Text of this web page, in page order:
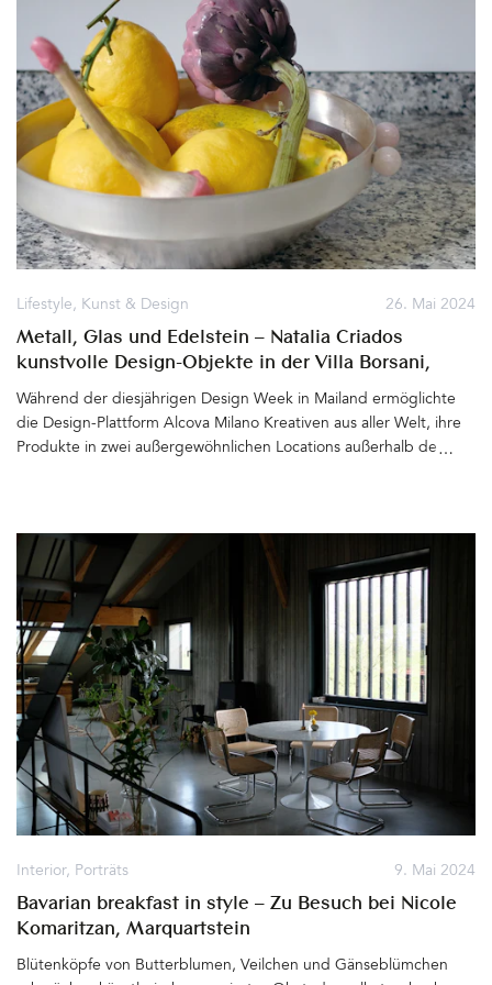
umschließen. Durch das recht dicke Glas mit kleinen gewollten
Einschlüssen und einer etwas unebenen Oberfläche ähnelt das
Licht einer brennenden Kerze, die durch Wasser scheint.
Zauberhaft. Bisher nur als Pendelleuchte oder als Halbkugel für
die Wand erschienen, gibt es nun die kabellose Variante 14p
Portable. Tragbar, ob zum romantischen Picknick am See (ein Tote
Bag aus Baumwolle gibt es bei jeder Leuchte dazu), auf den
Balkon oder bis zum schön gedeckten Tisch – Die nur 10 cm
große Leuchtkugel zieht garantiert alle Aufmerksamkeit auf sich
und bringt Atmosphäre an jeden Ort. Schön&hellip
26. Mai 2024
Lifestyle, Kunst & Design
Metall, Glas und Edelstein – Natalia Criados
kunstvolle Design-Objekte in der Villa Borsani,
Mailand
Während der diesjährigen Design Week in Mailand ermöglichte
die Design-Plattform Alcova Milano Kreativen aus aller Welt, ihre
Produkte in zwei außergewöhnlichen Locations außerhalb der
erbaut und eingerichtet in den 1940er-Jahren von Osvaldo
Borsani im modernen italienischen Stil und Villa Bagatti Valsecchi,
ein opulentes Herrenhaus aus dem 19. Jahrhundert. Der Ansturm
auf die Villen war enorm. Es bildeten sich lange Schlangen vor
den Eingängen. Um so glücklicher die Gäste, als sie schließlich
durch die Räume der Häuser gehen und die Ausstellung(en)
genießen konnten. Die in Kolumbien geborene und in Mailand
lebende Designerin Natalia Criado inszenierte ihre kunstvollen
Produkte aus Glas, Metall und Edelstein in der im Original
erhaltenen Küche der Villa Borsani. &hellip
9. Mai 2024
Interior, Porträts
Bavarian breakfast in style – Zu Besuch bei Nicole
Komaritzan, Marquartstein
Blütenköpfe von Butterblumen, Veilchen und Gänseblümchen